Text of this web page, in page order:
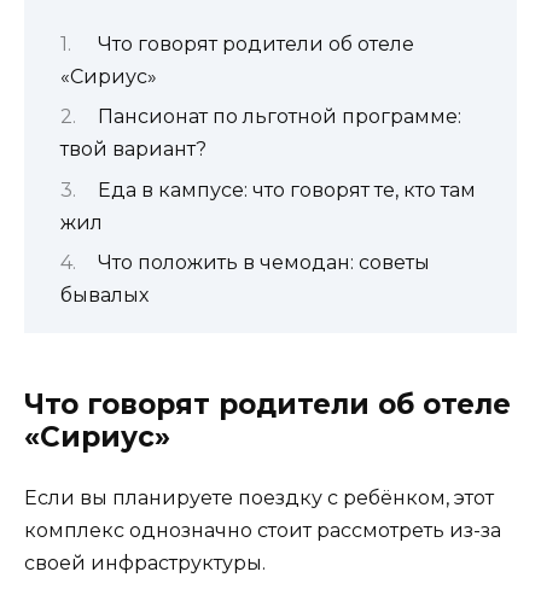
Что говорят родители об отеле
«Сириус»
Пансионат по льготной программе:
твой вариант?
Еда в кампусе: что говорят те, кто там
жил
Что положить в чемодан: советы
бывалых
Что говорят родители об отеле
«Сириус»
Если вы планируете поездку с ребёнком, этот
комплекс однозначно стоит рассмотреть из-за
своей инфраструктуры.